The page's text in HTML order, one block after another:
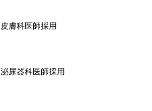
皮膚科医師採用
泌尿器科医師採用